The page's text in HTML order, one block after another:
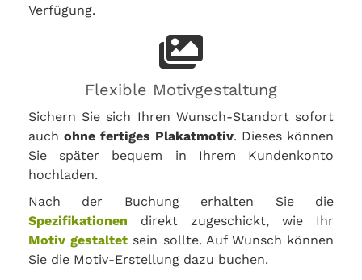
Verfügung.
Flexible Motivgestaltung
Sichern Sie sich Ihren Wunsch-Standort sofort
auch ohne fertiges Plakatmotiv. Dieses können
Sie später bequem in Ihrem Kundenkonto
hochladen.
Nach der Buchung erhalten Sie die
Spezifikationen direkt zugeschickt, wie Ihr
Motiv gestaltet sein sollte. Auf Wunsch können
Sie die Motiv-Erstellung dazu buchen.